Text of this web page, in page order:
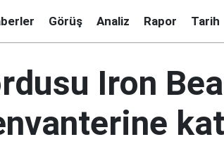
Görüş Analiz Rapor Tarih
Iron